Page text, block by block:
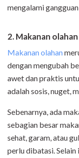
mengalami
2. Makanan olahan
Makanan olahan
dengan mengubah
awet dan praktis
adalah sosis, nuget,
Sebenarnya, ada
sebagian besar
sehat, garam, atau
perlu dibatasi.